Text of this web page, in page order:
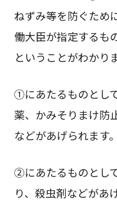
ねずみ等を防ぐため
働大臣が指定するも
ということがわかり
①にあたるものとし
薬、かみそりまけ防
などがあげられます。
②にあたるものとし
り、殺虫剤などがあ